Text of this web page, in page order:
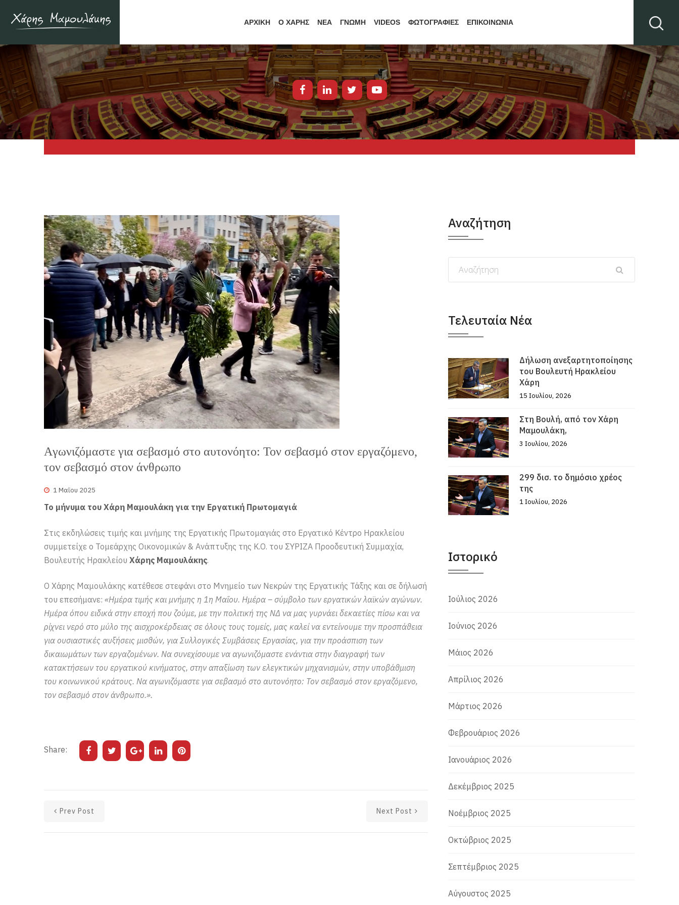
ΑΡΧΙΚΗ Ο ΧΑΡΗΣ ΝΕΑ ΓΝΩΜΗ VIDEOS ΦΩΤΟΓΡΑΦΙΕΣ ΕΠΙΚΟΙΝΩΝΙΑ
Aγωνιζόμαστε για σεβασμό στο αυτονόητο: Τον σεβασμό στον εργαζόμενο,
τον σεβασμό στον άνθρωπο
1 Μαΐου 2025
Το μήνυμα του Χάρη Μαμουλάκη για την Εργατική Πρωτομαγιά
Στις εκδηλώσεις τιμής και μνήμης της Εργατικής Πρωτομαγιάς στο Εργατικό Κέντρο Ηρακλείου
συμμετείχε ο Τομεάρχης Οικονομικών & Ανάπτυξης της Κ.Ο. του ΣΥΡΙΖΑ Προοδευτική Συμμαχία,
Βουλευτής Ηρακλείου Χάρης Μαμουλάκης.
Ο Χάρης Μαμουλάκης κατέθεσε στεφάνι στο Μνημείο των Νεκρών της Εργατικής Τάξης και σε δήλωσή
του επεσήμανε: «Ημέρα τιμής και μνήμης η 1η Μαΐου. Ημέρα – σύμβολο των εργατικών λαϊκών αγώνων.
Ημέρα όπου ειδικά στην εποχή που ζούμε, με την πολιτική της ΝΔ να μας γυρνάει δεκαετίες πίσω και να
ρίχνει νερό στο μύλο της αισχροκέρδειας σε όλους τους τομείς, μας καλεί να εντείνουμε την προσπάθεια
για ουσιαστικές αυξήσεις μισθών, για Συλλογικές Συμβάσεις Εργασίας, για την προάσπιση των
δικαιωμάτων των εργαζομένων. Να συνεχίσουμε να αγωνιζόμαστε ενάντια στην διαγραφή των
κατακτήσεων του εργατικού κινήματος, στην απαξίωση των ελεγκτικών μηχανισμών, στην υποβάθμιση
του κοινωνικού κράτους. Να αγωνιζόμαστε για σεβασμό στο αυτονόητο: Τον σεβασμό στον εργαζόμενο,
τον σεβασμό στον άνθρωπο.».
Share:
Prev Post Next Post
Αναζήτηση
Τελευταία Νέα
Δήλωση ανεξαρτητοποίησης
του Βουλευτή Ηρακλείου
Χάρη
15 Ιουλίου, 2026
Στη Βουλή, από τον Χάρη
Μαμουλάκη,
3 Ιουλίου, 2026
299 δισ. το δημόσιο χρέος
της
1 Ιουλίου, 2026
Ιστορικό
Ιούλιος 2026
Ιούνιος 2026
Μάιος 2026
Απρίλιος 2026
Μάρτιος 2026
Φεβρουάριος 2026
Ιανουάριος 2026
Δεκέμβριος 2025
Νοέμβριος 2025
Οκτώβριος 2025
Σεπτέμβριος 2025
Αύγουστος 2025